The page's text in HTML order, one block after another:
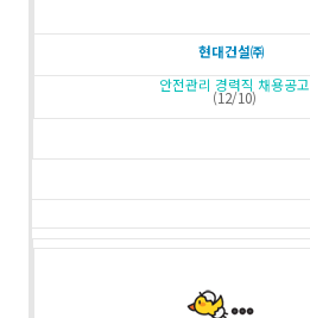
현대건설㈜
안전관리 경력직 채용공고
(12/10)